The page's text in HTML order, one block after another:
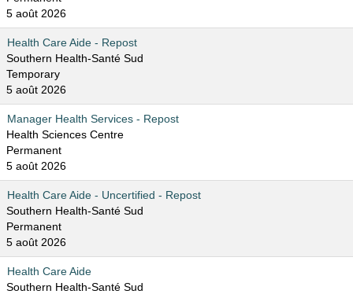
5 août 2026
Health Care Aide - Repost
Southern Health-Santé Sud
Temporary
5 août 2026
Manager Health Services - Repost
Health Sciences Centre
Permanent
5 août 2026
Health Care Aide - Uncertified - Repost
Southern Health-Santé Sud
Permanent
5 août 2026
Health Care Aide
Southern Health-Santé Sud